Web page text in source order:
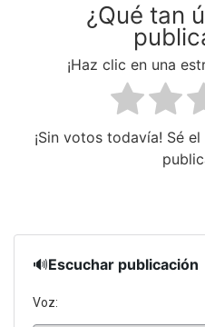
¿Qué tan
¡Haz clic en una
¡Sin votos todavía! Sé
🔊Escuchar publicación
Voz: